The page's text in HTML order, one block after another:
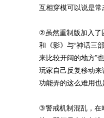
互相穿模可以说是常
②虽然重制版加入了
和《影》与“神话三
来比较开阔的地方”
玩家自己反复移动
功能弄的这么难用也
③警戒机制混乱，在